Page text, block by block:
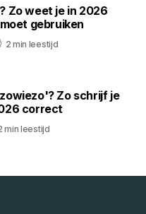
Zo weet je in 2026
gebruiken
2 min leestijd
Zo schrijf je
correct
min leestijd